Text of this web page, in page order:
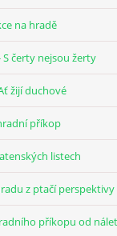
na hradě
S čerty nejsou žerty
žijí duchové
příkop
listech
z ptačí perspektivy
příkopu od